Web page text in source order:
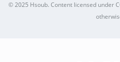
© 2025Hsoub.Content licensed under